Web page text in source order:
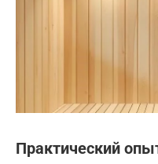
Практический